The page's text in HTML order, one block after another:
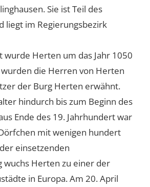
Sie ist Teil des
liegt im Regierungsbezirk
wurde Herten um das Jahr 1050
die Herren von Herten
der Burg Herten erwähnt.
hindurch bis zum Beginn des
Ende des 19. Jahrhundert war
mit wenigen hundert
einsetzenden
wuchs Herten zu einer der
in Europa. Am 20. April